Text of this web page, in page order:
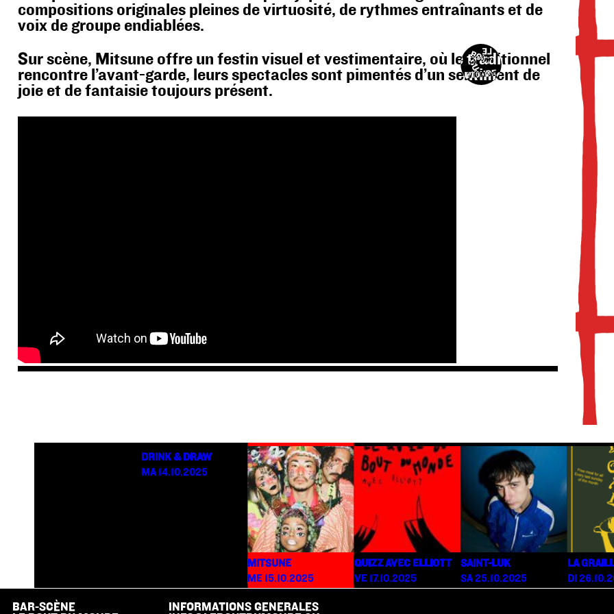
compositions originales pleines de virtuosité, de rythmes entraînants et de
voix de groupe endiablées.
Sur scène, Mitsune offre un festin visuel et vestimentaire, où le traditionnel
rencontre l’avant-garde, leurs spectacles sont pimentés d’un sentiment de
joie et de fantaisie toujours présent.
DRINK & DRAW
MA 14.10.2025
MITSUNE
ME 15.10.2025
QUIZZ AVEC ELLIOTT
VE 17.10.2025
SAINT-LUK
SA 25.10.2025
LA
DI
BAR-SCÈNE INFORMATIONS GENERALES